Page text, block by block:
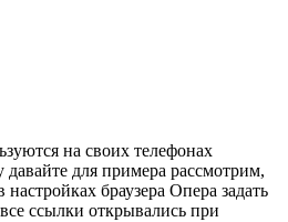
на своих телефонах
давайте для примера рассмотрим,
браузера Опера задать
ссылки открывались при